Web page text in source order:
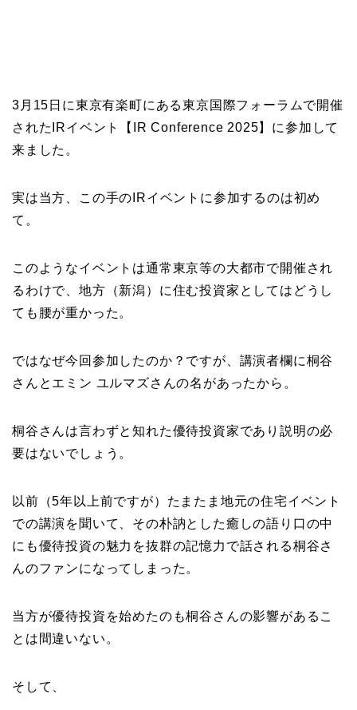
3月15日に東京有楽町にある東京国際フォーラムで開催
されたIRイベント【IR Conference 2025】に参加して
来ました。
実は当方、この手のIRイベントに参加するのは初め
て。
このようなイベントは通常東京等の大都市で開催され
るわけで、地方（新潟）に住む投資家としてはどうし
ても腰が重かった。
ではなぜ今回参加したのか？ですが、講演者欄に桐谷
さんとエミン ユルマズさんの名があったから。
桐谷さんは言わずと知れた優待投資家であり説明の必
要はないでしょう。
以前（5年以上前ですが）たまたま地元の住宅イベント
での講演を聞いて、その朴訥とした癒しの語り口の中
にも優待投資の魅力を抜群の記憶力で話される桐谷さ
んのファンになってしまった。
当方が優待投資を始めたのも桐谷さんの影響があるこ
とは間違いない。
そして、